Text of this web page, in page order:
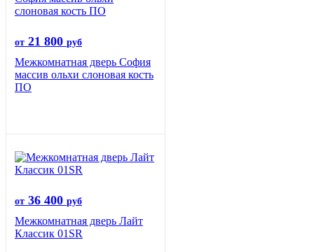
от 21 800 руб
Межкомнатная дверь София
массив ольхи слоновая кость
ПО
от 36 400 руб
Межкомнатная дверь Лайт
Классик 01SR